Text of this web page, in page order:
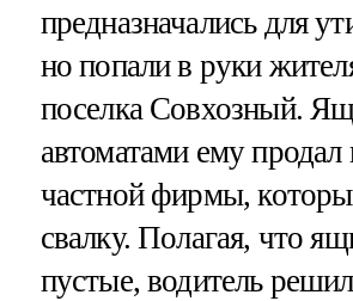
предназначались для
но попали в руки
поселка Совхозный.
автоматами ему продал
частной фирмы,
свалку. Полагая, что
пустые, водитель решил